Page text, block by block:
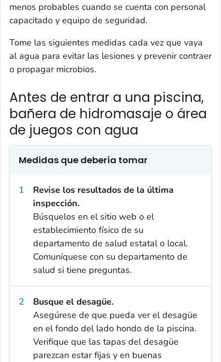
menos probables cuando se cuenta con personal
capacitado y equipo de seguridad.
Tome las siguientes medidas cada vez que vaya
al agua para evitar las lesiones y prevenir contraer
o propagar microbios.
Antes de entrar a una piscina,
bañera de hidromasaje o área
de juegos con agua
Medidas que debería tomar
Revise los resultados de la última
inspección.
Búsquelos en el sitio web o el
establecimiento físico de su
departamento de salud estatal o local.
Comuníquese con su departamento de
salud si tiene preguntas.
Busque el desagüe.
Asegúrese de que pueda ver el desagüe
en el fondo del lado hondo de la piscina.
Verifique que las tapas del desagüe
parezcan estar fijas y en buenas